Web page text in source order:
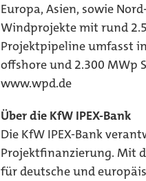
Europa, Asien, sowie
Windprojekte mit rund
Projektpipeline umfasst
offshore und 2.300 MWp
www.wpd.de
Über die KfW IPEX-Bank
Die KfW IPEX-Bank
Projektfinanzierung. Mit
für deutsche und